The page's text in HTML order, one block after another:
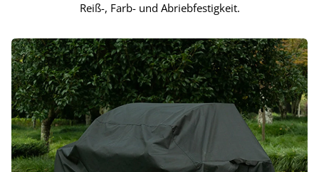
Reiß-, Farb- und Abriebfestigkeit.